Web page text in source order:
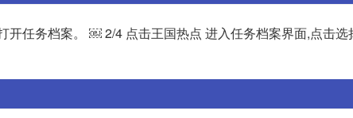
开任务档案。 ￼ 2/4 点击王国热点 进入任务档案界面,点击选